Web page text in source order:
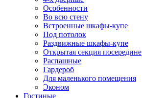
Особенности
Во всю стену
Встроенные шкафы-купе
Под потолок
Раздвижные шкафы-купе
Открытая секция посередине
Распашные
Гардероб
Для маленького помещения
Эконом
Гостиные